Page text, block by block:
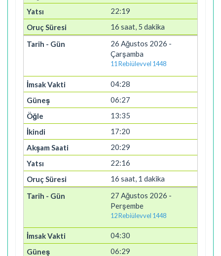
22:19
16 saat, 5 dakika
26 Ağustos 2026 -
Çarşamba
11 Rebiülevvel 1448
04:28
06:27
13:35
17:20
20:29
22:16
16 saat, 1 dakika
27 Ağustos 2026 -
Perşembe
12 Rebiülevvel 1448
04:30
06:29